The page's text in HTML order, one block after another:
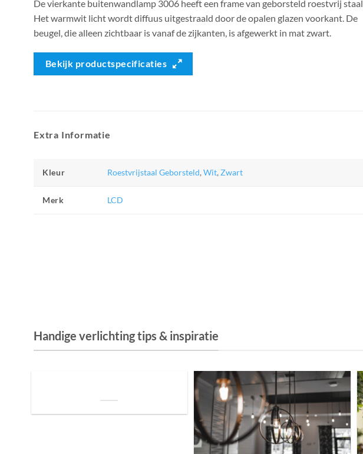
De vierkante buitenwandlamp 3006 heeft een frame van geborsteld roestvrij staal.
Het warmwit licht wordt diffuus uitgestraald door de opalen glazen voorkant. De
beugel, die alleen zichtbaar is vanaf de zijkanten, is afgewerkt in mat zwart.
Bekijk productspecificaties
Extra Informatie
Kleur Roestvrijstaal Geborsteld,Wit, Zwart
Merk LCD
Handige verlichting tips & inspiratie